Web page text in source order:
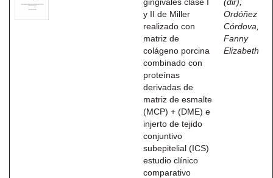
y II de Miller
realizado con
matriz de
colágeno porcina
combinado con
proteínas
derivadas de
matriz de esmalte
(MCP) + (DME) e
injerto de tejido
conjuntivo
subepitelial (ICS)
estudio clínico
comparativo
Ordóñez
Córdova,
Fanny
Elizabeth